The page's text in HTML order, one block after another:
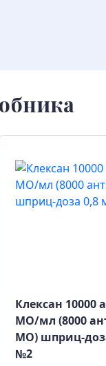
Клексан 10000
МО/мл (8000
МО) шприц-
№2